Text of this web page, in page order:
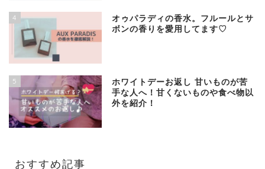
4
オゥパラディの香水。フルールとサ
ボンの香りを愛用してます♡
5
ホワイトデーお返し 甘いものが苦
手な人へ！甘くないものや食べ物以
外を紹介！
おすすめ記事